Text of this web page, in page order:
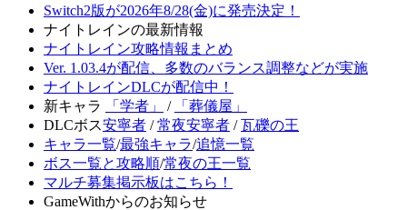
Switch2版が2026年8/28(金)に発売決定！
ナイトレインの最新情報
ナイトレイン攻略情報まとめ
Ver. 1.03.4が配信、多数のバランス調整などが実施
ナイトレインDLCが配信中！
新キャラ
「学者」 /
「葬儀屋」
DLCボス安寧者 /常夜安寧者 /瓦礫の王
キャラ一覧/最強キャラ/追憶一覧
ボス一覧と攻略順/常夜の王一覧
マルチ募集掲示板はこちら！
GameWithからのお知らせ